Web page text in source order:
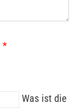
*
Was ist die